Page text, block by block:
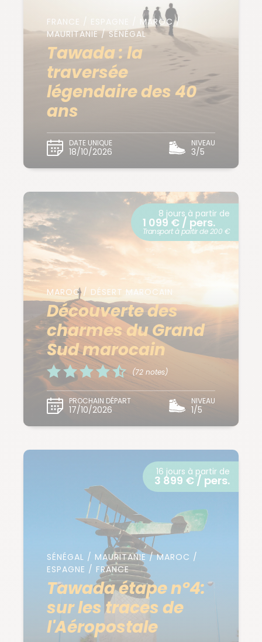
FRANCE / ESPAGNE / MAROC /
MAURITANIE / SÉNÉGAL
Tawada : la
traversée
légendaire des 40
ans
DATE UNIQUE
18/10/2026
NIVEAU
3/5
MAROC / DÉSERT MAROCAIN
Découverte des
charmes du Grand
Sud marocain
(72 notes)
PROCHAIN DÉPART
17/10/2026
NIVEAU
1/5
8 jours à partir de
1 099 € / pers.
Transport à partir de 200 €
SÉNÉGAL / MAURITANIE / MAROC /
ESPAGNE / FRANCE
Tawada étape n°4:
sur les traces de
l'Aéropostale
16 jours à partir de
3 899 € / pers.